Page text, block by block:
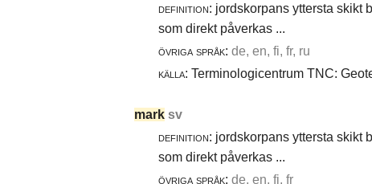
definition: jordskorpans yttersta skikt
som direkt påverkas ...
övriga språk: de, en, fi, fr, ru
källa: Terminologicentrum TNC:
mark sv
definition: jordskorpans yttersta skikt
som direkt påverkas ...
övriga språk: de, en, fi, fr